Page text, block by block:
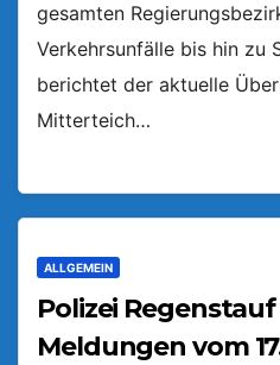
gesamten
Verkehrsunfälle bis hin zu
berichtet der aktuelle
Mitterteich…
ALLGEMEIN
Polizei Regenstauf
Meldungen vom